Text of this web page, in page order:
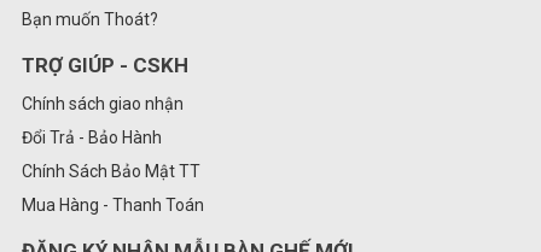
Bạn muốn Thoát?
TRỢ GIÚP - CSKH
Chính sách giao nhận
Đổi Trả - Bảo Hành
Chính Sách Bảo Mật TT
Mua Hàng - Thanh Toán